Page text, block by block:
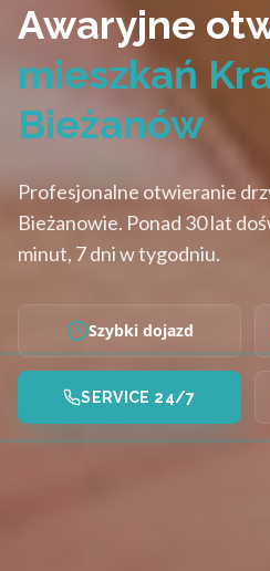
Awaryjne
mieszkań
Bieżanów
Profesjonalne otwieranie
Bieżanowie. Ponad 30 lat
minut, 7 dni w tygodniu.
Szybki dojazd
SERVICE 24/7